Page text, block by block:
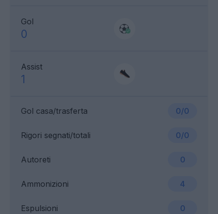
Gol
0
Assist
1
Gol casa/trasferta 0/0
Ammonizioni 4
Rigori segnati/totali 0/0
Espulsioni 0
Autoreti 0